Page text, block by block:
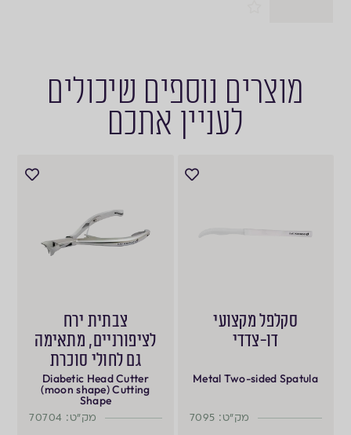
מוצרים נוספים שיכולים
לעניין אתכם
סקלפל מקצועי
דו-צדדי
Metal Two-sided Spatula
מק"ט: 7095
צבתית ירח
לציפורניים, מתאימה
גם לחולי סוכרת
Diabetic Head Cutter
(moon shape) Cutting
Shape
מק"ט: 70704